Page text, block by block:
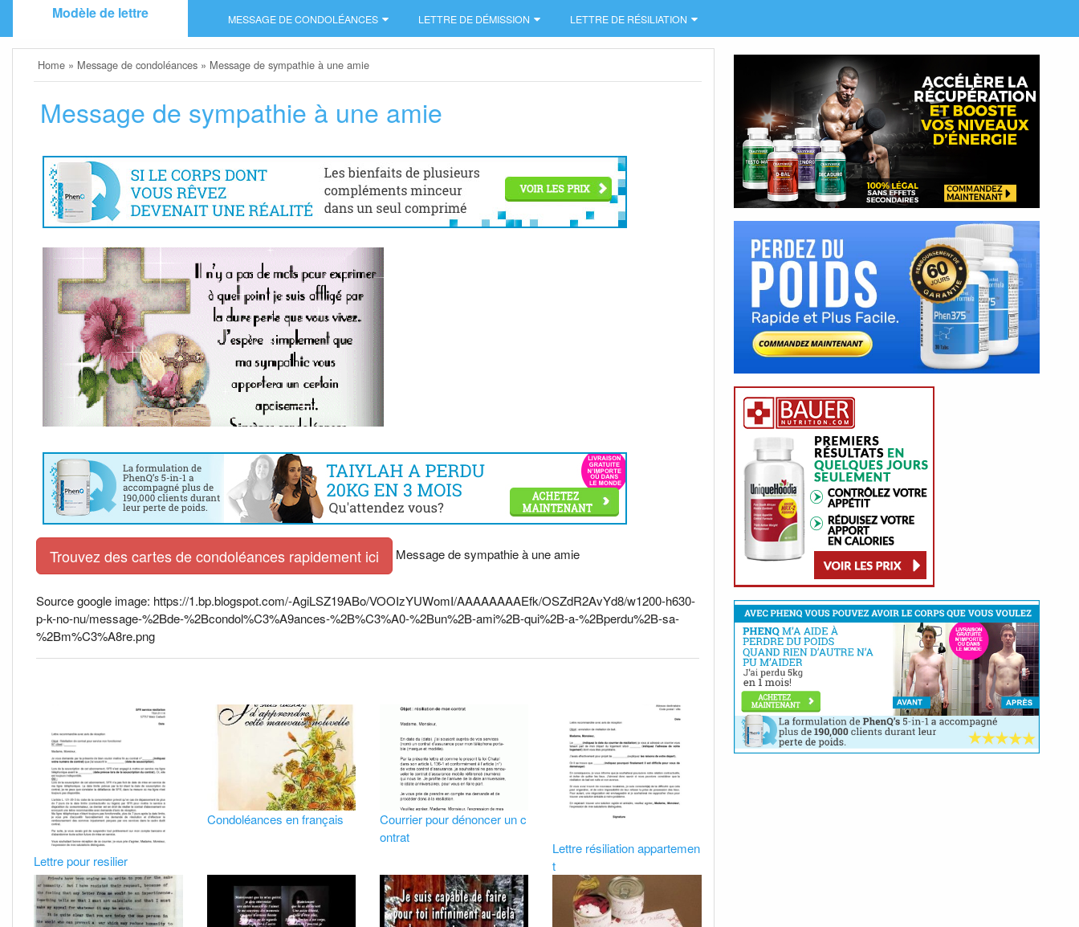
Modèle de lettre MESSAGE DE CONDOLÉANCES LETTRE DE DÉMISSION LETTRE DE RÉSILIATION
Home » Message de condoléances » Message de sympathie à une amie
Message de sympathie à une amie
Trouvez des cartes de condoléances rapidement ici Message de sympathie à une amie
Source google image: https://1.bp.blogspot.com/-AgiLSZ19ABo/VOOIzYUWomI/AAAAAAAAEfk/OSZdR2AvYd8/w1200-h630-
p-k-no-nu/message-%2Bde-%2Bcondol%C3%A9ances-%2B%C3%A0-%2Bun%2B-ami%2B-qui%2B-a-%2Bperdu%2B-sa-
%2Bm%C3%A8re.png
Lettre pour resilier
Condoléances en français
Courrier pour dénoncer un c
ontrat
Lettre résiliation appartemen
t